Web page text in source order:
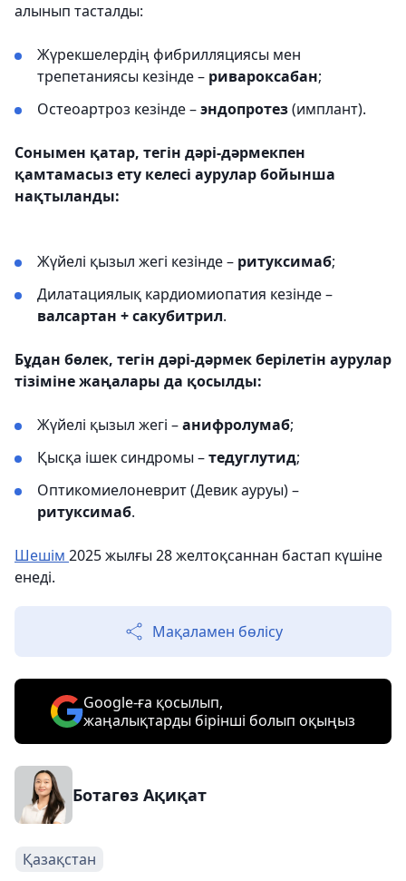
алынып тасталды:
Жүрекшелердің фибрилляциясы мен
трепетаниясы кезінде – ривароксабан;
Остеоартроз кезінде –эндопротез(имплант).
Сонымен қатар, тегін дәрі-дәрмекпен
қамтамасыз ету келесі аурулар бойынша
нақтыланды:
Жүйелі қызыл жегі кезінде – ритуксимаб;
Дилатациялық кардиомиопатия кезінде –
валсартан + сакубитрил.
Бұдан бөлек, тегін дәрі-дәрмек берілетін аурулар
тізіміне жаңалары да қосылды:
Жүйелі қызыл жегі –анифролумаб;
Қысқа ішек синдромы –тедуглутид;
Оптикомиелоневрит (Девик ауруы) –
ритуксимаб.
Шешім 2025 жылғы 28 желтоқсаннан бастап күшіне
енеді.
Мақаламен бөлісу
Google-ға қосылып,
жаңалықтарды бірінші болып оқыңыз
Ботагөз Ақиқат
Қазақстан